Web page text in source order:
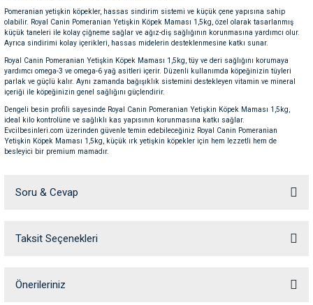
Ek Besinler
Kapları
Seyahat Ürünleri
Ek Besinleri
Pomeranian yetişkin köpekler, hassas sindirim sistemi ve küçük çene yapısına sahip
olabilir. Royal Canin Pomeranian Yetişkin Köpek Maması 1,5kg, özel olarak tasarlanmış
küçük taneleri ile kolay çiğneme sağlar ve ağız-diş sağlığının korunmasına yardımcı olur.
Ayrıca sindirimi kolay içerikleri, hassas midelerin desteklenmesine katkı sunar.
Royal Canin Pomeranian Yetişkin Köpek Maması 1,5kg, tüy ve deri sağlığını korumaya
yardımcı omega-3 ve omega-6 yağ asitleri içerir. Düzenli kullanımda köpeğinizin tüyleri
parlak ve güçlü kalır. Aynı zamanda bağışıklık sistemini destekleyen vitamin ve mineral
içeriği ile köpeğinizin genel sağlığını güçlendirir.
Dengeli besin profili sayesinde Royal Canin Pomeranian Yetişkin Köpek Maması 1,5kg,
ideal kilo kontrolüne ve sağlıklı kas yapısının korunmasına katkı sağlar.
Evcilbesinleri.com üzerinden güvenle temin edebileceğiniz Royal Canin Pomeranian
Yetişkin Köpek Maması 1,5kg, küçük ırk yetişkin köpekler için hem lezzetli hem de
besleyici bir premium mamadır.
Soru & Cevap
Ürün hakkında henüz soru sorulmamış.
Taksit Seçenekleri
Önerileriniz